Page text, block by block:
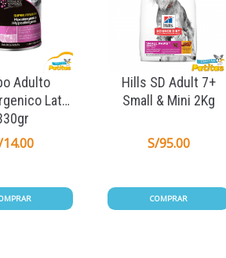
Adulto
Lata
14.00
Hills SD Adult 7+
Small & Mini 2Kg
S/95.00
COMPRAR